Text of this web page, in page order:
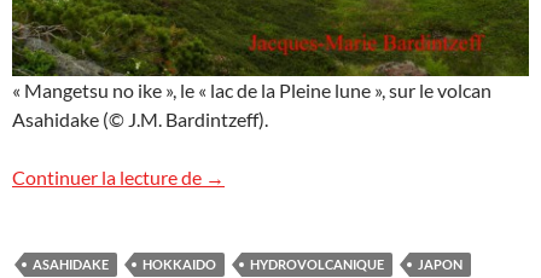
« Mangetsu no ike », le « lac de la Pleine lune », sur le volcan
Asahidake (© J.M. Bardintzeff).
Continuer la lecture de Le lac de la Pleine lune
→
ASAHIDAKE HOKKAIDO HYDROVOLCANIQUE
JAPON